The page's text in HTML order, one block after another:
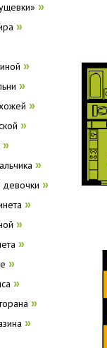
»
»
»
»
»
»
»
»
»
»
»
»
»
»
»
»